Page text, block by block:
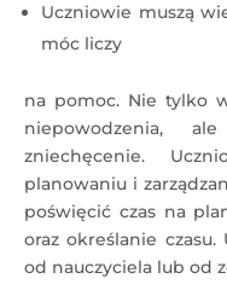
Uczniowie muszą
móc liczy
na pomoc. Nie tylko
niepowodzenia,
zniechęcenie.
planowaniu i
poświęcić czas na
oraz określanie
od nauczyciela lub od